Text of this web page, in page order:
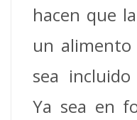
hacen que
un alimento
sea
Ya sea en